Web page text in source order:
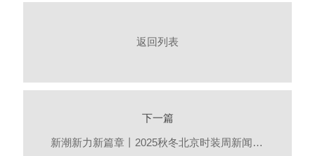
返回列表
下一篇
新潮新力新篇章丨2025秋冬北京时装周新闻发布会召开